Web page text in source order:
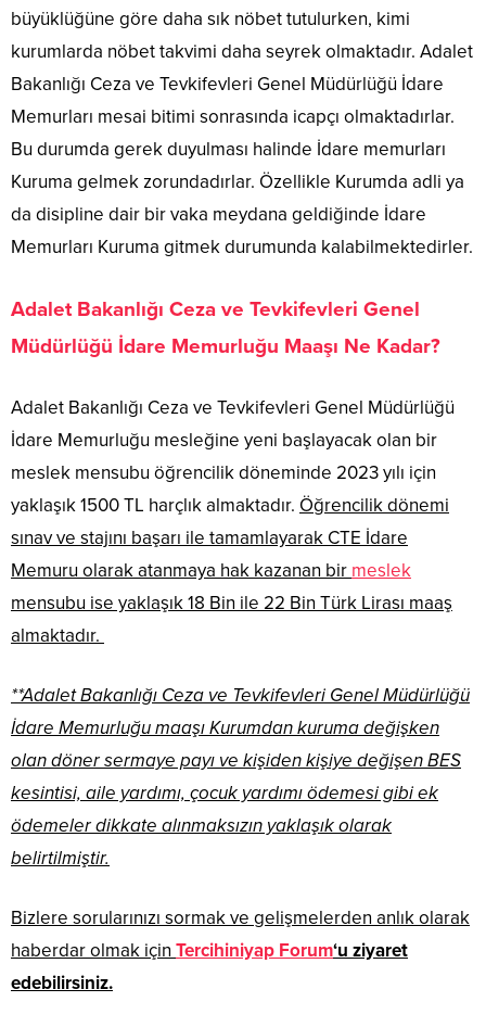
büyüklüğüne göre daha sık nöbet tutulurken, kimi
kurumlarda nöbet takvimi daha seyrek olmaktadır. Adalet
Bakanlığı Ceza ve Tevkifevleri Genel Müdürlüğü İdare
Memurları mesai bitimi sonrasında icapçı olmaktadırlar.
Bu durumda gerek duyulması halinde İdare memurları
Kuruma gelmek zorundadırlar. Özellikle Kurumda adli ya
da disipline dair bir vaka meydana geldiğinde İdare
Memurları Kuruma gitmek durumunda kalabilmektedirler.
Adalet Bakanlığı Ceza ve Tevkifevleri Genel
Müdürlüğü İdare Memurluğu Maaşı Ne Kadar?
Adalet Bakanlığı Ceza ve Tevkifevleri Genel Müdürlüğü
İdare Memurluğu mesleğine yeni başlayacak olan bir
meslek mensubu öğrencilik döneminde 2023 yılı için
yaklaşık 1500 TL harçlık almaktadır. Öğrencilik dönemi
sınav ve stajını başarı ile tamamlayarak CTE İdare
Memuru olarak atanmaya hak kazanan bir meslek
mensubu ise yaklaşık 18 Bin ile 22 Bin Türk Lirası maaş
almaktadır.
**Adalet Bakanlığı Ceza ve Tevkifevleri Genel Müdürlüğü
İdare Memurluğu maaşı Kurumdan kuruma değişken
olan döner sermaye payı ve kişiden kişiye değişen BES
kesintisi, aile yardımı, çocuk yardımı ödemesi gibi ek
ödemeler dikkate alınmaksızın yaklaşık olarak
belirtilmiştir.
Bizlere sorularınızı sormak ve gelişmelerden anlık olarak
haberdar olmak için Tercihiniyap Forum‘u ziyaret
edebilirsiniz.